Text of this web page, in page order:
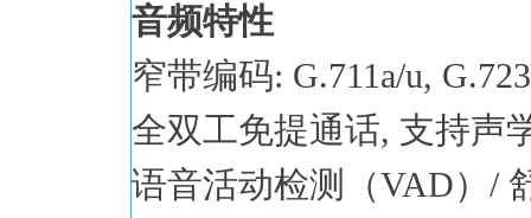
音频特性
窄带编码: G.711a/u,
全双工免提通话, 支持声
语音活动检测（VAD）/